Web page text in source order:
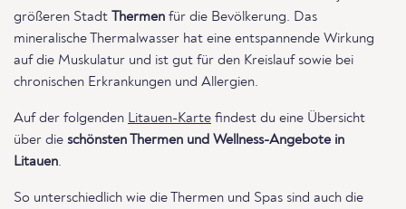
größeren Stadt
Thermen für die Bevölkerung. Das
mineralische Thermalwasser hat eine entspannende Wirkung
auf die Muskulatur und ist gut für den Kreislauf sowie bei
chronischen Erkrankungen und Allergien.
Auf der folgenden Litauen-Karte findest du eine Übersicht
über die schönsten Thermen und Wellness-Angebote in
Litauen.
So unterschiedlich wie die Thermen und Spas sind auch die